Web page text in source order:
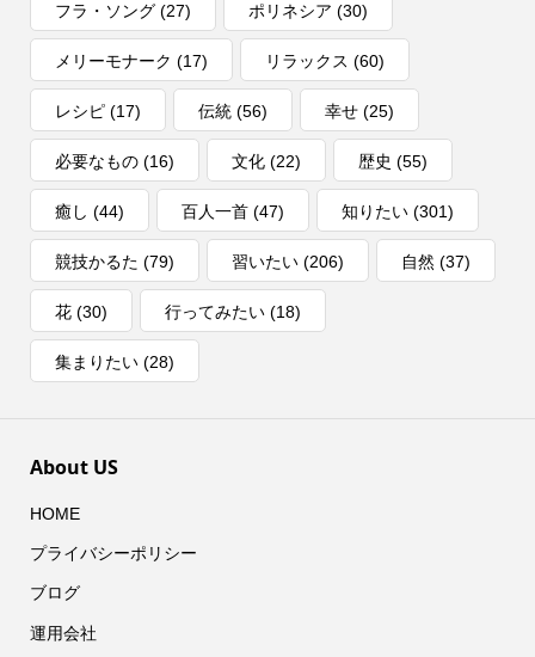
フラ・ソング(27) ポリネシア (30)
メリーモナーク (17) リラックス (60)
レシピ(17) 伝統(56) 幸せ(25)
必要なもの(16) 文化(22) 歴史 (55)
癒し (44) 百人一首(47) 知りたい(301)
競技かるた (79) 習いたい(206) 自然 (37)
花(30) 行ってみたい(18)
集まりたい(28)
About US
HOME
プライバシーポリシー
ブログ
運用会社